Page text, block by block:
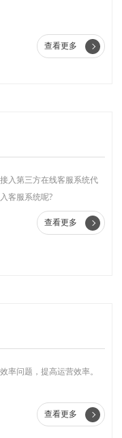
查看更多
入第三方在线客服系统代
客服系统呢?
查看更多
率问题，提高运营效率。
查看更多